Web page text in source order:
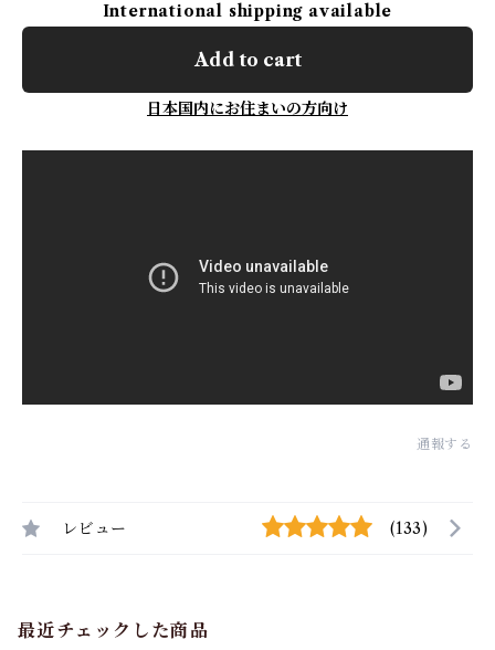
International shipping available
Add to cart
日本国内にお住まいの方向け
通報する
レビュー (133)
最近チェックした商品